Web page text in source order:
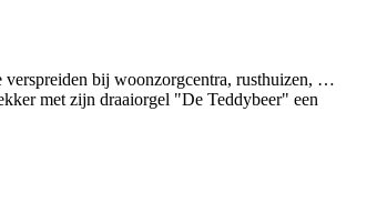
verspreiden bij woonzorgcentra, rusthuizen, …
met zijn draaiorgel "De Teddybeer" een